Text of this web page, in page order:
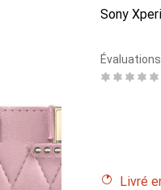
Sony
Évaluations
Livré